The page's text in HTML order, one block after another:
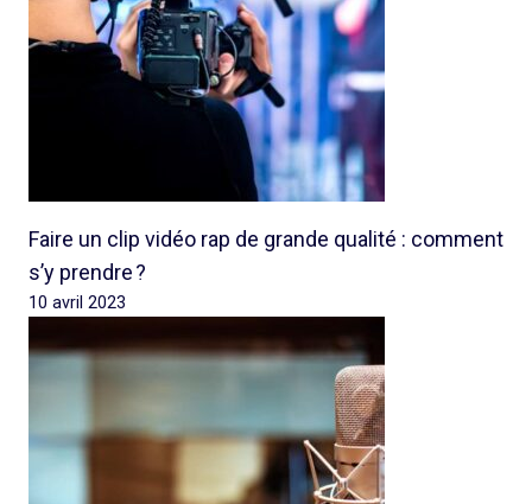
Faire un clip vidéo rap de grande qualité : comment
s’y prendre ?
10 avril 2023